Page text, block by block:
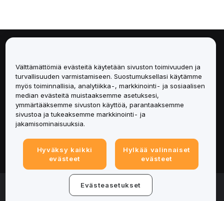
Palvelut
Tuki
Tuotteet
Lakiasiat
© 2025-2026 Bybit.eu. Kaikki oikeudet pidätetään.
Välttämättömiä evästeitä käytetään sivuston toimivuuden ja
turvallisuuden varmistamiseen. Suostumuksellasi käytämme
myös toiminnallisia, analytiikka-, markkinointi- ja sosiaalisen
median evästeitä muistaaksemme asetuksesi,
ymmärtääksemme sivuston käyttöä, parantaaksemme
sivustoa ja tukeaksemme markkinointi- ja
jakamisominaisuuksia.
Hyväksy kaikki
evästeet
Hylkää valinnaiset
evästeet
Evästeasetukset